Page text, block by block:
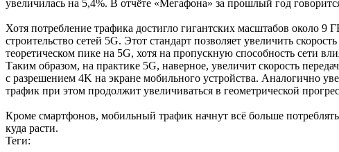
увеличилась на 5,4%. В отчёте «Мегафона» за прошлый год
Хотя потребление трафика достигло гигантских масштабов около
строительство сетей 5G. Этот стандарт позволяет увеличить
теоретическом пике на 5G, хотя на пропускную способность сети
Таким образом, на практике 5G, наверное, увеличит скорость
с разрешением 4K на экране мобильного устройства. Аналогично
трафик при этом продолжит увеличиваться в геометрической
Кроме смартфонов, мобильный трафик начнут всё больше
куда расти.
Теги: